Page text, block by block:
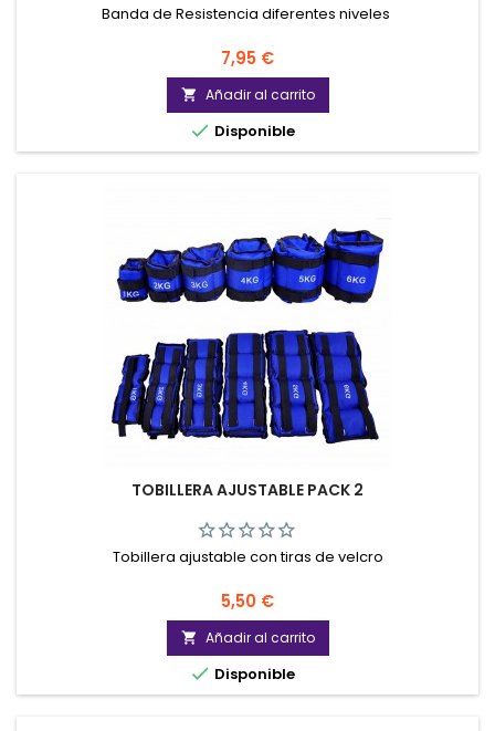
Banda de Resistencia diferentes niveles
Precio
7,95 €
 Añadir al carrito
 Disponible
TOBILLERA AJUSTABLE PACK 2
Tobillera ajustable con tiras de velcro
Precio
5,50 €
 Añadir al carrito
 Disponible